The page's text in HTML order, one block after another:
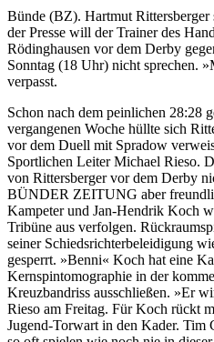
Bünde (BZ). Hartmut Rittersberger
der Presse will der Trainer des
Rödinghausen vor dem Derby
Sonntag (18 Uhr) nicht sprechen.
verpasst.
Schon nach dem peinlichen 28:28
vergangenen Woche hüllte sich
vor dem Duell mit Spradow
Sportlichen Leiter Michael Rieso.
von Rittersberger vor dem Derby
BÜNDER ZEITUNG aber
Kampeter und Jan-Hendrik Koch
Tribüne aus verfolgen.
seiner Schiedsrichterbeleidigung
gesperrt. »Benni« Koch hat eine
Kernspintomographie in der
Kreuzbandriss ausschließen. »Er
Rieso am Freitag. Für Koch rückt
Jugend-Torwart in den Kader. Tim